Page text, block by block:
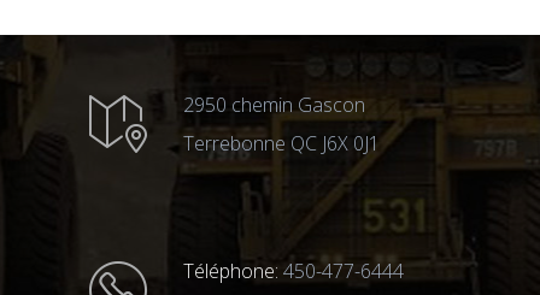
2950 chemin Gascon
Terrebonne QC J6X 0J1
Téléphone: 450-477-6444